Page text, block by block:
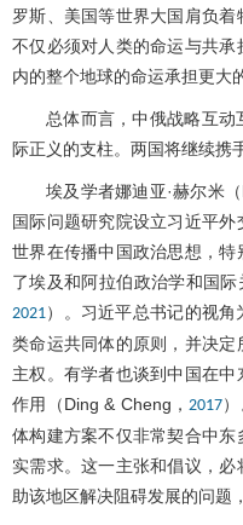
罗斯、美国等世界大国肩负
不仅必须对人类的命运与共
内的整个地球的命运承担更大
总体而言，中俄战略互
际正义的支柱。两国将继续携
埃及学者娜迪亚·赫尔米
国际问题研究院设立习近平
世界在传播中国政治思想，
了埃及和阿拉伯政治学和国
2021）。习近平总书记的视
类命运共同体的原则，并决
主权。有学者也谈到中国在
作用（Ding & Cheng， 2017
体构建方案不仅非常契合中
实需求。这一主张和倡议，
助该地区解决阻碍发展的问题